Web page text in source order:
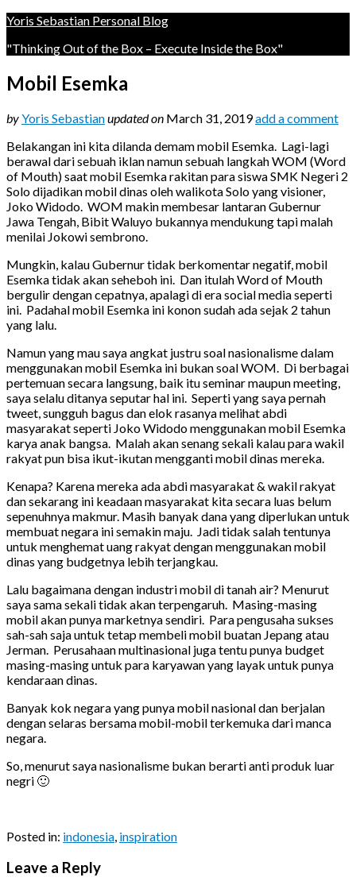
Yoris Sebastian Personal Blog
"Thinking Out of the Box – Execute Inside the Box"
Mobil Esemka
byYoris Sebastianupdated on March 31, 2019add a comment
Belakangan ini kita dilanda demam mobil Esemka. Lagi-lagi
berawal dari sebuah iklan namun sebuah langkah WOM (Word
of Mouth) saat mobil Esemka rakitan para siswa SMK Negeri 2
Solo dijadikan mobil dinas oleh walikota Solo yang visioner,
Joko Widodo. WOM makin membesar lantaran Gubernur
Jawa Tengah, Bibit Waluyo bukannya mendukung tapi malah
menilai Jokowi sembrono.
Mungkin, kalau Gubernur tidak berkomentar negatif, mobil
Esemka tidak akan seheboh ini. Dan itulah Word of Mouth
bergulir dengan cepatnya, apalagi di era social media seperti
ini. Padahal mobil Esemka ini konon sudah ada sejak 2 tahun
yang lalu.
Namun yang mau saya angkat justru soal nasionalisme dalam
menggunakan mobil Esemka ini bukan soal WOM. Di berbagai
pertemuan secara langsung, baik itu seminar maupun meeting,
saya selalu ditanya seputar hal ini. Seperti yang saya pernah
tweet, sungguh bagus dan elok rasanya melihat abdi
masyarakat seperti Joko Widodo menggunakan mobil Esemka
karya anak bangsa. Malah akan senang sekali kalau para wakil
rakyat pun bisa ikut-ikutan mengganti mobil dinas mereka.
Kenapa? Karena mereka ada abdi masyarakat & wakil rakyat
dan sekarang ini keadaan masyarakat kita secara luas belum
sepenuhnya makmur. Masih banyak dana yang diperlukan untuk
membuat negara ini semakin maju. Jadi tidak salah tentunya
untuk menghemat uang rakyat dengan menggunakan mobil
dinas yang budgetnya lebih terjangkau.
Lalu bagaimana dengan industri mobil di tanah air? Menurut
saya sama sekali tidak akan terpengaruh. Masing-masing
mobil akan punya marketnya sendiri. Para pengusaha sukses
sah-sah saja untuk tetap membeli mobil buatan Jepang atau
Jerman. Perusahaan multinasional juga tentu punya budget
masing-masing untuk para karyawan yang layak untuk punya
kendaraan dinas.
Banyak kok negara yang punya mobil nasional dan berjalan
dengan selaras bersama mobil-mobil terkemuka dari manca
negara.
So, menurut saya nasionalisme bukan berarti anti produk luar
negri 🙂
Posted in: indonesia, inspiration
Leave a Reply